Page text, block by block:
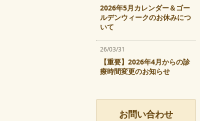
2026年5月カレンダー＆ゴー
ルデンウィークのお休みにつ
いて
26/03/31
【重要】2026年4月からの診
療時間変更のお知らせ
お問い合わせ